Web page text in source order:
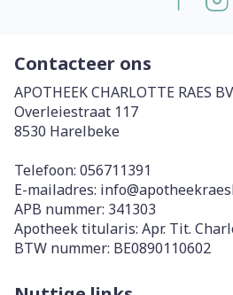
Contacteer ons
APOTHEEK CHARLOTTE RAES BV
Overleiestraat 117
8530 Harelbeke
Telefoon: 056711391
E-mailadres: info@
APB nummer: 341303
Apotheek titularis: Apr. Tit.
BTW nummer: BE0890110602